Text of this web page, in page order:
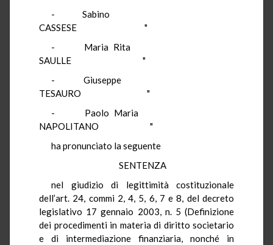
- Sabino
CASSESE "
- Maria Rita
SAULLE "
- Giuseppe
TESAURO "
- Paolo Maria
NAPOLITANO "
ha pronunciato la seguente
SENTENZA
nel giudizio di legittimità costituzionale
dell’art. 24, commi 2, 4, 5, 6, 7 e 8, del decreto
legislativo 17 gennaio 2003, n. 5 (Definizione
dei procedimenti in materia di diritto societario
e di intermediazione finanziaria, nonché in